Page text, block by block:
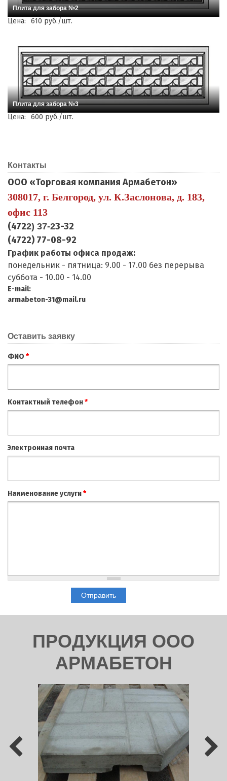
Плита для забора №2
Цена: 610 руб./шт.
Плита для забора №3
Цена: 600 руб./шт.
Контакты
ООО «Торговая компания Армабетон»
308017, г. Белгород, ул. К.Заслонова, д. 183,
офис 113
(4722) 37-23-32
(4722) 77-08-92
График работы офиса продаж:
понедельник - пятница: 9.00 - 17.00 без перерыва
суббота - 10.00 - 14.00
E-mail:
armabeton-31@mail.ru
Оставить заявку
ФИО *
Контактный телефон*
Электронная почта
Наименование услуги*
ПРОДУКЦИЯ ООО
АРМАБЕТОН